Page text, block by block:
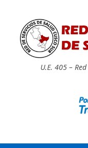
U.E. 405 –